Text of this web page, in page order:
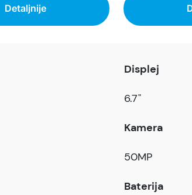
Detaljnije
Displej
6.7"
Kamera
50MP
Baterija